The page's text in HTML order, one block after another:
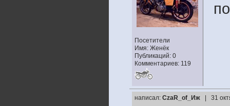
Посетители
Имя: Женёк
Публикаций: 0
Комментариев: 119
написал: CzaR_of_Иж | 31